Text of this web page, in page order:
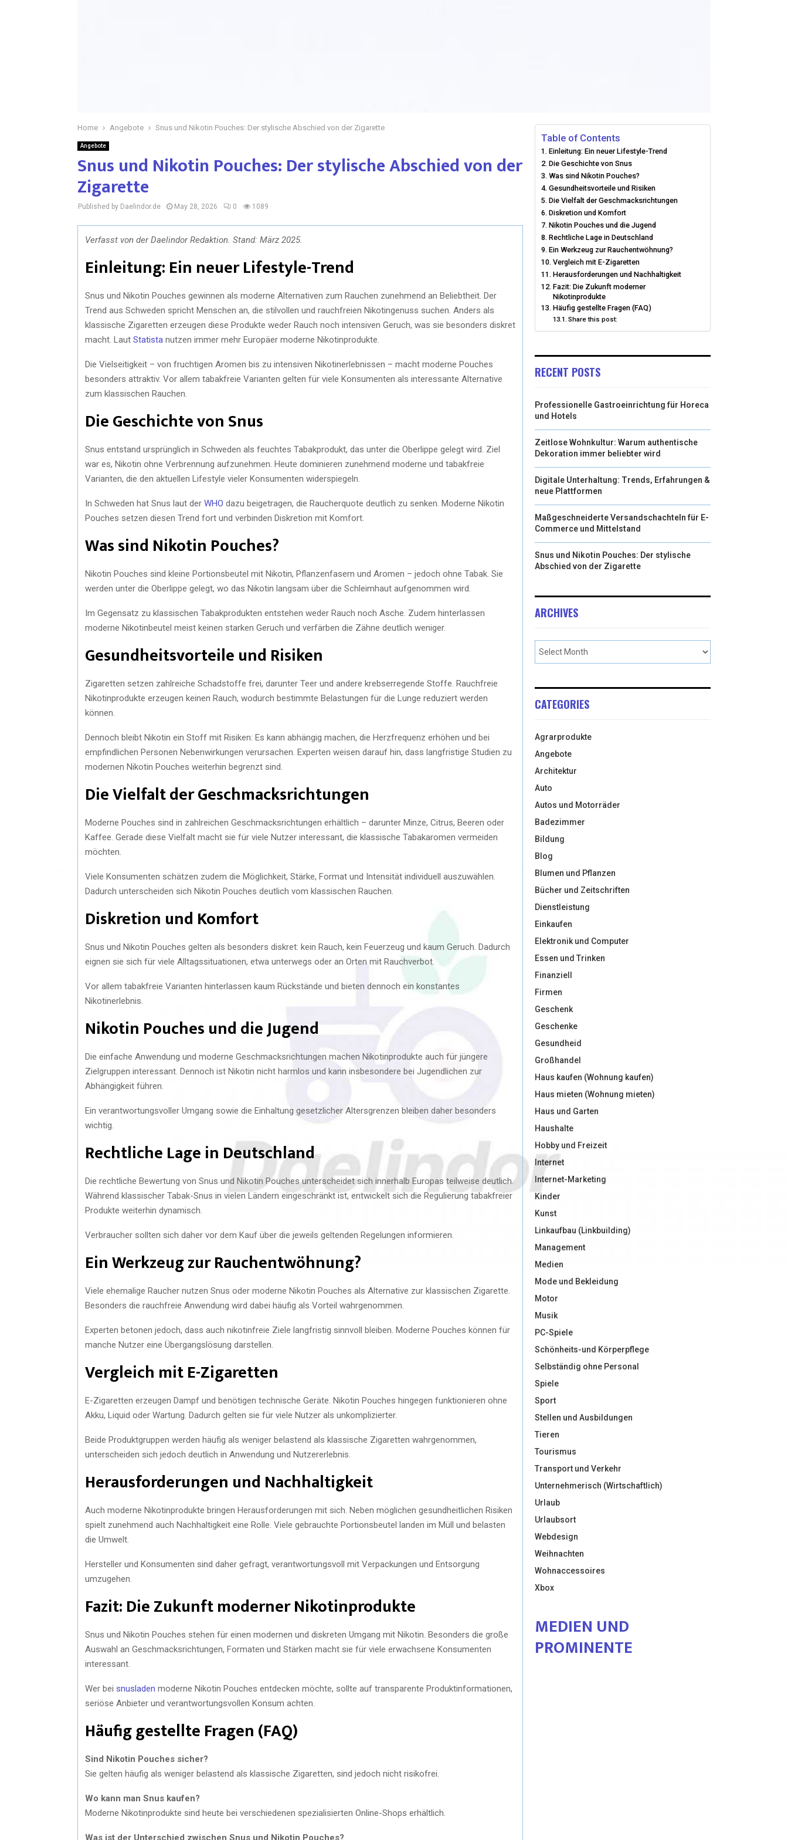
Home Angebote Snus und Nikotin Pouches: Der stylische Abschied von der Zigarette
Angebote
Snus und Nikotin Pouches: Der stylische Abschied von der
Zigarette
Published by Daelindor.de May 28, 2026 0 1089
Verfasst von der Daelindor Redaktion. Stand: März 2025.
Einleitung: Ein neuer Lifestyle-Trend
Snus und Nikotin Pouches gewinnen als moderne Alternativen zum Rauchen zunehmend an Beliebtheit. Der
Trend aus Schweden spricht Menschen an, die stilvollen und rauchfreien Nikotingenuss suchen. Anders als
klassische Zigaretten erzeugen diese Produkte weder Rauch noch intensiven Geruch, was sie besonders diskret
macht. Laut Statista nutzen immer mehr Europäer moderne Nikotinprodukte.
Die Vielseitigkeit – von fruchtigen Aromen bis zu intensiven Nikotinerlebnissen – macht moderne Pouches
besonders attraktiv. Vor allem tabakfreie Varianten gelten für viele Konsumenten als interessante Alternative
zum klassischen Rauchen.
Die Geschichte von Snus
Snus entstand ursprünglich in Schweden als feuchtes Tabakprodukt, das unter die Oberlippe gelegt wird. Ziel
war es, Nikotin ohne Verbrennung aufzunehmen. Heute dominieren zunehmend moderne und tabakfreie
Varianten, die den aktuellen Lifestyle vieler Konsumenten widerspiegeln.
In Schweden hat Snus laut der WHO dazu beigetragen, die Raucherquote deutlich zu senken. Moderne Nikotin
Pouches setzen diesen Trend fort und verbinden Diskretion mit Komfort.
Was sind Nikotin Pouches?
Nikotin Pouches sind kleine Portionsbeutel mit Nikotin, Pflanzenfasern und Aromen – jedoch ohne Tabak. Sie
werden unter die Oberlippe gelegt, wo das Nikotin langsam über die Schleimhaut aufgenommen wird.
Im Gegensatz zu klassischen Tabakprodukten entstehen weder Rauch noch Asche. Zudem hinterlassen
moderne Nikotinbeutel meist keinen starken Geruch und verfärben die Zähne deutlich weniger.
Gesundheitsvorteile und Risiken
Zigaretten setzen zahlreiche Schadstoffe frei, darunter Teer und andere krebserregende Stoffe. Rauchfreie
Nikotinprodukte erzeugen keinen Rauch, wodurch bestimmte Belastungen für die Lunge reduziert werden
können.
Dennoch bleibt Nikotin ein Stoff mit Risiken: Es kann abhängig machen, die Herzfrequenz erhöhen und bei
empfindlichen Personen Nebenwirkungen verursachen. Experten weisen darauf hin, dass langfristige Studien zu
modernen Nikotin Pouches weiterhin begrenzt sind.
Die Vielfalt der Geschmacksrichtungen
Moderne Pouches sind in zahlreichen Geschmacksrichtungen erhältlich – darunter Minze, Citrus, Beeren oder
Kaffee. Gerade diese Vielfalt macht sie für viele Nutzer interessant, die klassische Tabakaromen vermeiden
möchten.
Viele Konsumenten schätzen zudem die Möglichkeit, Stärke, Format und Intensität individuell auszuwählen.
Dadurch unterscheiden sich Nikotin Pouches deutlich vom klassischen Rauchen.
Diskretion und Komfort
Snus und Nikotin Pouches gelten als besonders diskret: kein Rauch, kein Feuerzeug und kaum Geruch. Dadurch
eignen sie sich für viele Alltagssituationen, etwa unterwegs oder an Orten mit Rauchverbot.
Vor allem tabakfreie Varianten hinterlassen kaum Rückstände und bieten dennoch ein konstantes
Nikotinerlebnis.
Nikotin Pouches und die Jugend
Die einfache Anwendung und moderne Geschmacksrichtungen machen Nikotinprodukte auch für jüngere
Zielgruppen interessant. Dennoch ist Nikotin nicht harmlos und kann insbesondere bei Jugendlichen zur
Abhängigkeit führen.
Ein verantwortungsvoller Umgang sowie die Einhaltung gesetzlicher Altersgrenzen bleiben daher besonders
wichtig.
Rechtliche Lage in Deutschland
Die rechtliche Bewertung von Snus und Nikotin Pouches unterscheidet sich innerhalb Europas teilweise deutlich.
Während klassischer Tabak-Snus in vielen Ländern eingeschränkt ist, entwickelt sich die Regulierung tabakfreier
Produkte weiterhin dynamisch.
Verbraucher sollten sich daher vor dem Kauf über die jeweils geltenden Regelungen informieren.
Ein Werkzeug zur Rauchentwöhnung?
Viele ehemalige Raucher nutzen Snus oder moderne Nikotin Pouches als Alternative zur klassischen Zigarette.
Besonders die rauchfreie Anwendung wird dabei häufig als Vorteil wahrgenommen.
Experten betonen jedoch, dass auch nikotinfreie Ziele langfristig sinnvoll bleiben. Moderne Pouches können für
manche Nutzer eine Übergangslösung darstellen.
Vergleich mit E-Zigaretten
E-Zigaretten erzeugen Dampf und benötigen technische Geräte. Nikotin Pouches hingegen funktionieren ohne
Akku, Liquid oder Wartung. Dadurch gelten sie für viele Nutzer als unkomplizierter.
Beide Produktgruppen werden häufig als weniger belastend als klassische Zigaretten wahrgenommen,
unterscheiden sich jedoch deutlich in Anwendung und Nutzererlebnis.
Herausforderungen und Nachhaltigkeit
Auch moderne Nikotinprodukte bringen Herausforderungen mit sich. Neben möglichen gesundheitlichen Risiken
spielt zunehmend auch Nachhaltigkeit eine Rolle. Viele gebrauchte Portionsbeutel landen im Müll und belasten
die Umwelt.
Hersteller und Konsumenten sind daher gefragt, verantwortungsvoll mit Verpackungen und Entsorgung
umzugehen.
Fazit: Die Zukunft moderner Nikotinprodukte
Snus und Nikotin Pouches stehen für einen modernen und diskreten Umgang mit Nikotin. Besonders die große
Auswahl an Geschmacksrichtungen, Formaten und Stärken macht sie für viele erwachsene Konsumenten
interessant.
Wer bei snusladen moderne Nikotin Pouches entdecken möchte, sollte auf transparente Produktinformationen,
seriöse Anbieter und verantwortungsvollen Konsum achten.
Häufig gestellte Fragen (FAQ)
Sind Nikotin Pouches sicher?
Sie gelten häufig als weniger belastend als klassische Zigaretten, sind jedoch nicht risikofrei.
Wo kann man Snus kaufen?
Moderne Nikotinprodukte sind heute bei verschiedenen spezialisierten Online-Shops erhältlich.
Was ist der Unterschied zwischen Snus und Nikotin Pouches?
Table of Contents
Einleitung: Ein neuer Lifestyle-Trend
Die Geschichte von Snus
Was sind Nikotin Pouches?
Gesundheitsvorteile und Risiken
Die Vielfalt der Geschmacksrichtungen
Diskretion und Komfort
Nikotin Pouches und die Jugend
Rechtliche Lage in Deutschland
Ein Werkzeug zur Rauchentwöhnung?
Vergleich mit E-Zigaretten
Herausforderungen und Nachhaltigkeit
Fazit: Die Zukunft moderner
Nikotinprodukte
Häufig gestellte Fragen (FAQ)
Share this post:
RECENT POSTS
Professionelle Gastroeinrichtung für Horeca
und Hotels
Zeitlose Wohnkultur: Warum authentische
Dekoration immer beliebter wird
Digitale Unterhaltung: Trends, Erfahrungen &
neue Plattformen
Maßgeschneiderte Versandschachteln für E-
Commerce und Mittelstand
Snus und Nikotin Pouches: Der stylische
Abschied von der Zigarette
ARCHIVES
CATEGORIES
Agrarprodukte
Angebote
Architektur
Auto
Autos und Motorräder
Badezimmer
Bildung
Blog
Blumen und Pflanzen
Bücher und Zeitschriften
Dienstleistung
Einkaufen
Elektronik und Computer
Essen und Trinken
Finanziell
Firmen
Geschenk
Geschenke
Gesundheid
Großhandel
Haus kaufen (Wohnung kaufen)
Haus mieten (Wohnung mieten)
Haus und Garten
Haushalte
Hobby und Freizeit
Internet
Internet-Marketing
Kinder
Kunst
Linkaufbau (Linkbuilding)
Management
Medien
Mode und Bekleidung
Motor
Musik
PC-Spiele
Schönheits-und Körperpflege
Selbständig ohne Personal
Spiele
Sport
Stellen und Ausbildungen
Tieren
Tourismus
Transport und Verkehr
Unternehmerisch (Wirtschaftlich)
Urlaub
Urlaubsort
Webdesign
Weihnachten
Wohnaccessoires
Xbox
MEDIEN UND
PROMINENTE